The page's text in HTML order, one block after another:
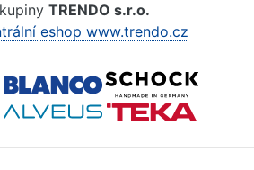
TRENDO s.r.o.
eshop www.trendo.cz